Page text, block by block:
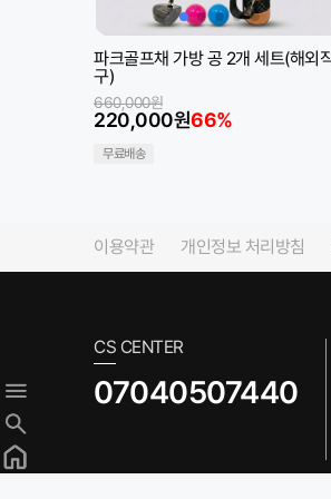
파크골프채 가방 공 2개 세트(해외직
구)
220,000원66%
660,000원
무료배송
이용약관 개인정보 처리방침
CS CENTER
07040507440